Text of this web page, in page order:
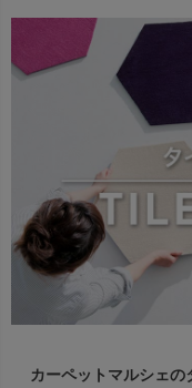
す。
【お荷物のお届けに
・全国から九州あて
・九州から全国あて
なお、今後の被害状
サービスへの影響が
お客さまにはご不便
りますようお願い申し
詳しくはこちら
休業中のご注文に関
当店からの注文確認
へのご返答ができか
いただきますのでよ
出荷センターも休業
商品の出荷は
2026年
→オーダー商品など
カーペットマルシェ